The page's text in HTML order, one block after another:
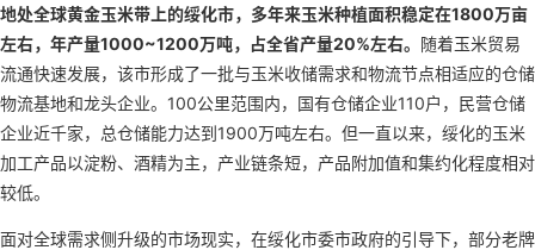
地处全球黄金玉米带上的绥化市，多年来玉米种植面积稳定在1800万亩
左右，年产量1000~1200万吨，占全省产量20%左右。 随着玉米贸易
流通快速发展，该市形成了一批与玉米收储需求和物流节点相适应的仓储
物流基地和龙头企业。100公里范围内，国有仓储企业110户，民营仓储
企业近千家，总仓储能力达到1900万吨左右。但一直以来，绥化的玉米
加工产品以淀粉、酒精为主，产业链条短，产品附加值和集约化程度相对
较低。
面对全球需求侧升级的市场现实，在绥化市委市政府的引导下，部分老牌